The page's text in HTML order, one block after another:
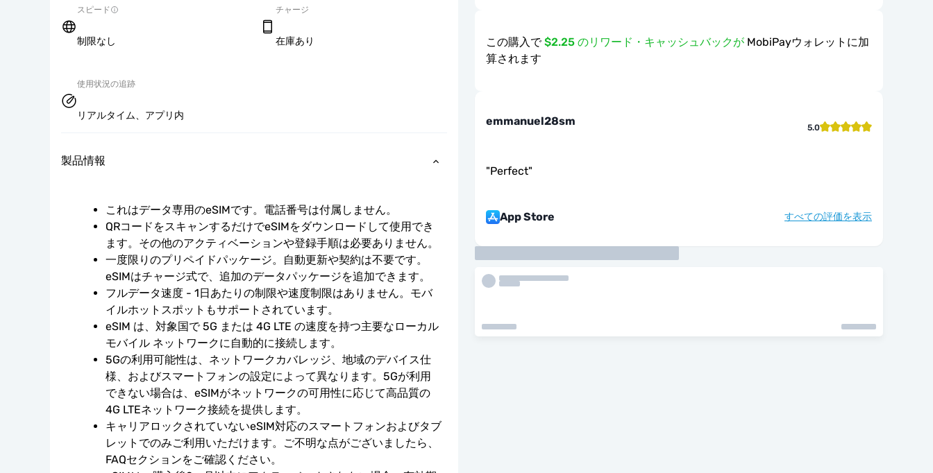
スピード
制限なし
チャージ
在庫あり
使用状況の追跡
リアルタイム、アプリ内
製品情報
これはデータ専用のeSIMです。電話番号は付属しません。
QRコードをスキャンするだけでeSIMをダウンロードして使用でき
ます。その他のアクティベーションや登録手順は必要ありません。
一度限りのプリペイドパッケージ。自動更新や契約は不要です。
eSIMはチャージ式で、追加のデータパッケージを追加できます。
フルデータ速度 - 1日あたりの制限や速度制限はありません。モバ
イルホットスポットもサポートされています。
eSIM は、対象国で 5G または 4G LTE の速度を持つ主要なローカル
モバイル ネットワークに自動的に接続します。
5Gの利用可能性は、ネットワークカバレッジ、地域のデバイス仕
様、およびスマートフォンの設定によって異なります。5Gが利用
できない場合は、eSIMがネットワークの可用性に応じて高品質の
4G LTEネットワーク接続を提供します。
キャリアロックされていないeSIM対応のスマートフォンおよびタブ
レットでのみご利用いただけます。ご不明な点がございましたら、
FAQセクションをご確認ください。
この購入で $2.25 のリワード・キャッシュバックが MobiPayウォレットに加
算されます
emmanuel28sm 5.0
"Perfect"
App Store すべての評価を表示